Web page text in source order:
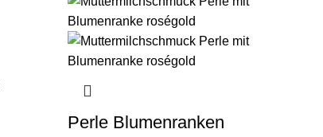
Perle Blumenranken